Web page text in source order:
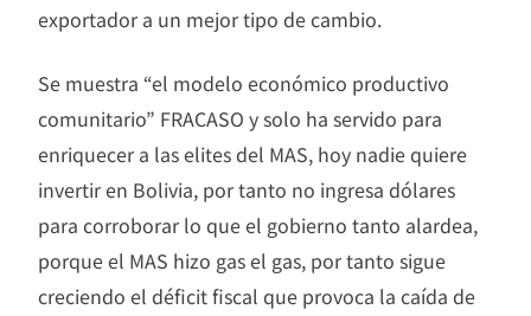
exportador a un mejor tipo de cambio.
Se muestra “el modelo económico productivo
comunitario” FRACASO y solo ha servido para
enriquecer a las elites del MAS, hoy nadie quiere
invertir en Bolivia, por tanto no ingresa dólares
para corroborar lo que el gobierno tanto alardea,
porque el MAS hizo gas el gas, por tanto sigue
creciendo el déficit fiscal que provoca la caída de